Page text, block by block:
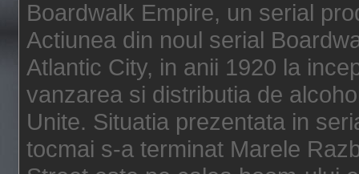
Boardwalk Empire, un serial
Actiunea din noul serial
Atlantic City, in anii 1920 la
vanzarea si distributia de
Unite. Situatia prezentata in
tocmai s-a terminat Marele